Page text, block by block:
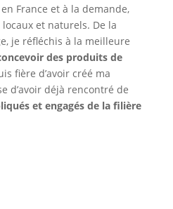
France et à la demande,
et naturels. De la
je réfléchis à la meilleure
des produits de
fière d’avoir créé ma
d’avoir déjà rencontré de
et engagés de la filière